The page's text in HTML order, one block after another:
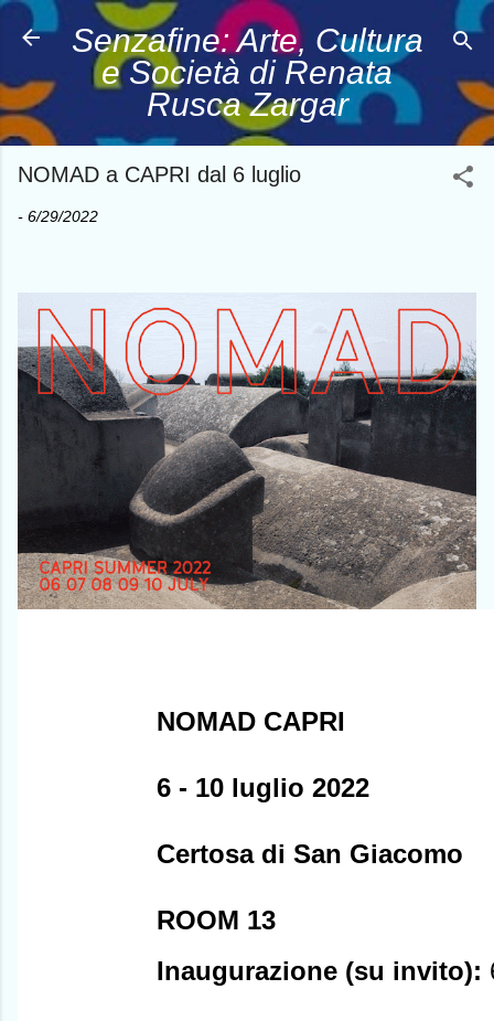
Passa ai contenuti
Senzafine: Arte, Cultura
e Società di Renata
Rusca Zargar
NOMAD a CAPRI dal 6 luglio
- 6/29/2022
NOMAD CAPRI
6 - 10 luglio 2022
Certosa di San Giacomo
ROOM 13
Inaugurazione (su invito):